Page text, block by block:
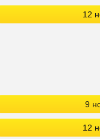
12
9
12